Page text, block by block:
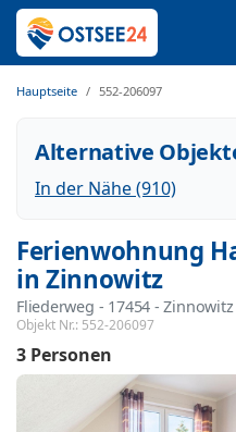
Hauptseite 552-206097
Alternative
In der Nähe (910)
Ferienwohnung
in Zinnowitz
Fliederweg - 17454 - Zinnowitz
Objekt Nr.: 552-206097
3 Personen